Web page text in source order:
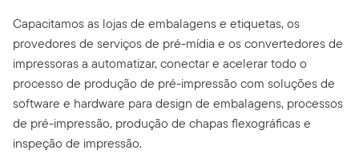
Capacitamos as lojas de embalagens e etiquetas, os
provedores de serviços de pré-mídia e os convertedores de
impressoras a automatizar, conectar e acelerar todo o
processo de produção de pré-impressão com soluções de
software e hardware para design de embalagens, processos
de pré-impressão, produção de chapas flexográficas e
inspeção de impressão.